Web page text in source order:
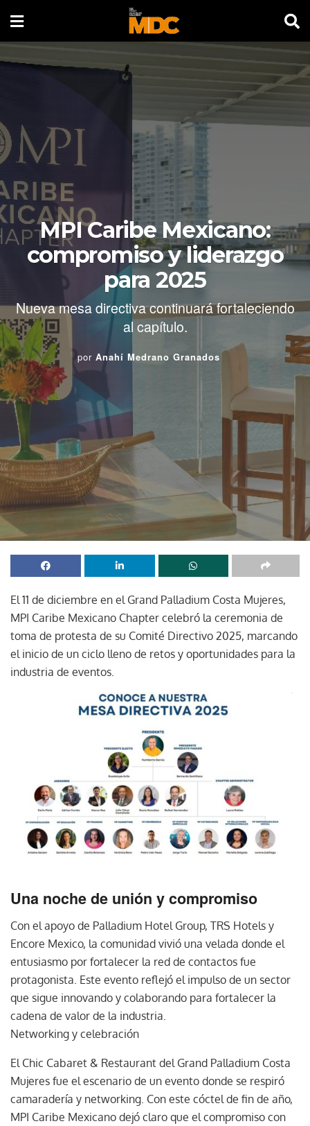
MPI Caribe Mexicano:
compromiso y liderazgo
para 2025
Nueva mesa directiva continuará fortaleciendo
al capítulo.
por Anahí Medrano Granados
El 11 de diciembre en el Grand Palladium Costa Mujeres,
MPI Caribe Mexicano Chapter celebró la ceremonia de
toma de protesta de su Comité Directivo 2025, marcando
el inicio de un ciclo lleno de retos y oportunidades para la
industria de eventos.
Una noche de unión y compromiso
Con el apoyo de Palladium Hotel Group, TRS Hotels y
Encore Mexico, la comunidad vivió una velada donde el
entusiasmo por fortalecer la red de contactos fue
protagonista. Este evento reflejó el impulso de un sector
que sigue innovando y colaborando para fortalecer la
cadena de valor de la industria.
Networking y celebración
El Chic Cabaret & Restaurant del Grand Palladium Costa
Mujeres fue el escenario de un evento donde se respiró
camaradería y networking. Con este cóctel de fin de año,
MPI Caribe Mexicano dejó claro que el compromiso con